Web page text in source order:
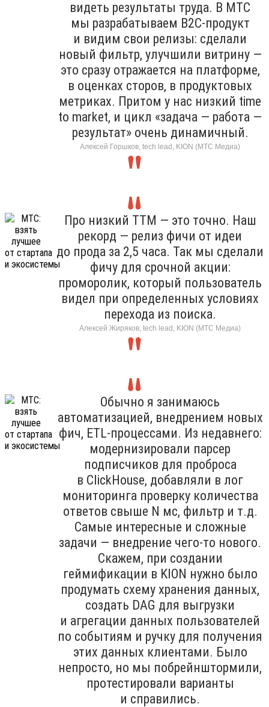
видеть результаты труда. В МТС
мы разрабатываем B2C-продукт
и видим свои релизы: сделали
новый фильтр, улучшили витрину —
это сразу отражается на платформе,
в оценках сторов, в продуктовых
метриках. Притом у нас низкий time
to market, и цикл «задача — работа —
результат» очень динамичный.
Алексей Горшков, tech lead, KION (МТС Медиа)
Про низкий TTM — это точно. Наш
рекорд — релиз фичи от идеи
до прода за 2,5 часа. Так мы сделали
фичу для срочной акции:
проморолик, который пользователь
видел при определенных условиях
перехода из поиска.
Алексей Жиряков, tech lead, KION (МТС Медиа)
Обычно я занимаюсь
автоматизацией, внедрением новых
фич, ETL-процессами. Из недавнего:
модернизировали парсер
подписчиков для проброса
в ClickHouse, добавляли в лог
мониторинга проверку количества
ответов свыше N мс, фильтр и т.д.
Самые интересные и сложные
задачи — внедрение чего-то нового.
Скажем, при создании
геймификации в KION нужно было
продумать схему хранения данных,
создать DAG для выгрузки
и агрегации данных пользователей
по событиям и ручку для получения
этих данных клиентами. Было
непросто, но мы побрейнштормили,
протестировали варианты
и справились.